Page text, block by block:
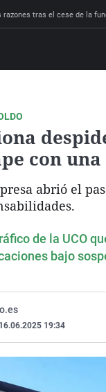
razones tras el cese de la
con
abrió el
de la UCO
bajo
16.06.2025 19:34